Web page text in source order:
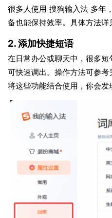
很多人使用 搜狗输入法 多年
备也能保持效率。具体方法详
2. 添加快捷短语
在日常办公或聊天中，很多短
可快速调出。操作方法可参考
将这些功能结合使用，你会